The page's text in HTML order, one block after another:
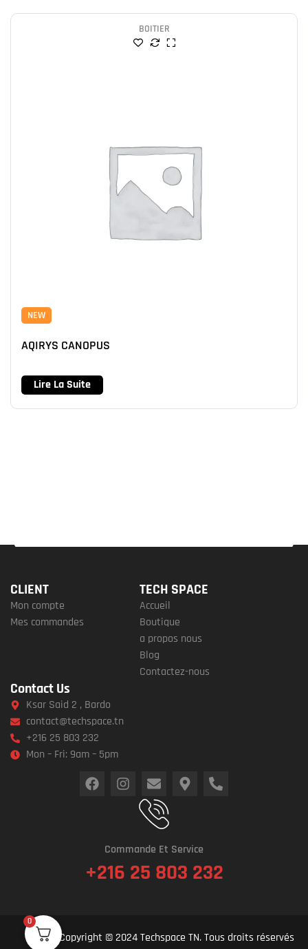
BOITIER
NEW
AQIRYS CANOPUS
Lire La Suite
0
CLIENT
Mon compte
Mes commandes
TECH SPACE
Accueil
Boutique
a propos nous
Blog
Contactez-nous
Contact Us
Ksar Said 2 , Bardo
contact@techspace.tn
+216 25 803 232
Mon – Fri: 9am – 5pm
Commande Et Service
+216 25 803 232
Copyright © 2024 Techspace TN. Tous droits réservés